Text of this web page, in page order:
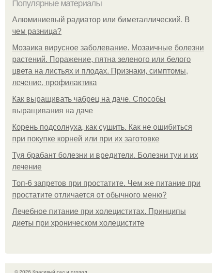
Популярные материалы
Алюминиевый радиатор или биметаллический. В
чем разница?
Мозаика вирусное заболевание. Мозаичные болезни
растений. Поражение, пятна зеленого или белого
цвета на листьях и плодах. Признаки, симптомы,
лечение, профилактика
Как выращивать чабрец на даче. Способы
выращивания на даче
Корень подсолнуха, как сушить. Как не ошибиться
при покупке корней или при их заготовке
Туя брабант болезни и вредители. Болезни туи и их
лечение
Топ-6 запретов при простатите. Чем же питание при
простатите отличается от обычного меню?
Лечебное питание при холециститах. Принципы
диеты при хроническом холецистите
© 2026 Красивый сад и огород